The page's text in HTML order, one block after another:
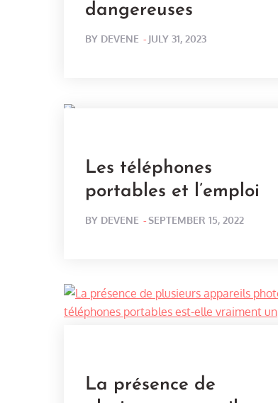
dangereuses
BY DEVENE POSTED
JULY 31, 2023
Les téléphones
portables et l’emploi
BY DEVENE POSTED
SEPTEMBER 15, 2022
La présence de